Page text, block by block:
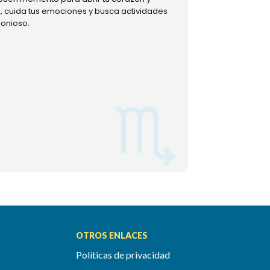
cuida tus emociones y busca actividades
OTROS ENLACES
Políticas de privacidad